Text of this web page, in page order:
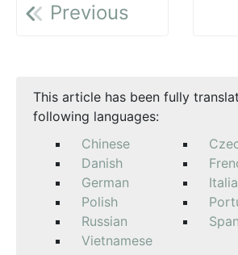
Previous
This article has been fully
following languages:
Chinese
Danish
German
Polish
Russian
Vietnamese